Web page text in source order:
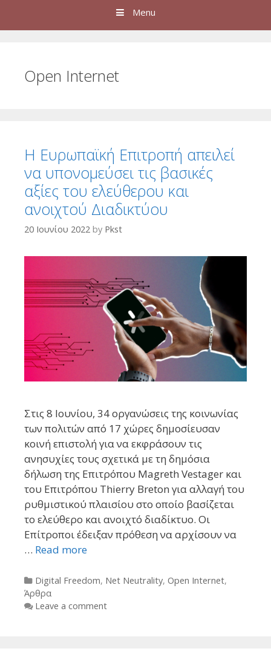
Menu
Open Internet
Η Ευρωπαϊκή Επιτροπή απειλεί
να υπονομεύσει τις βασικές
αξίες του ελεύθερου και
ανοιχτού Διαδικτύου
20 Ιουνίου 2022 by Pkst
Στις 8 Ιουνίου, 34 οργανώσεις της κοινωνίας
των πολιτών από 17 χώρες δημοσίευσαν
κοινή επιστολή για να εκφράσουν τις
ανησυχίες τους σχετικά με τη δημόσια
δήλωση της Επιτρόπου Magreth Vestager και
του Επιτρόπου Thierry Breton για αλλαγή του
ρυθμιστικού πλαισίου στο οποίο βασίζεται
το ελεύθερο και ανοιχτό διαδίκτυο. Οι
Επίτροποι έδειξαν πρόθεση να αρχίσουν να
… Read more
Categories
Digital Freedom, Net Neutrality, Open Internet,
Άρθρα
Leave a comment